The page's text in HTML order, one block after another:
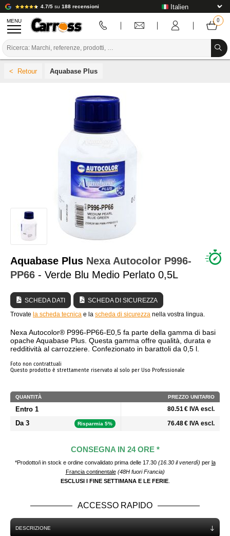
4.7/5 su 188 recensioni
MENU
PREPARAZIONE / VERNICIATURA / RIFINITURA
MATERIALI DI CONSUMO PER LA CARROZZERIA
STRUMENTI PER LA CARROZZERIA
ATTREZZATURE PER CARROZZERIA
CODICE COLORE
INSTALLAZIONE IN LABORATORIO
TUTORIAL E CONSIGLI
Aquabase Plus
Aquabase Plus Nexa Autocolor P996-
PP66 - Verde Blu Medio Perlato 0,5L
SCHEDA DATI
SCHEDA DI SICUREZZA
Trovate la scheda tecnica e la scheda di sicurezza nella vostra lingua.
Nexa Autocolor® P996-PP66-E0,5 fa parte della gamma di basi
opache Aquabase Plus. Questa gamma offre qualità, durata e
redditività al carrozziere. Confezionato in barattoli da 0,5 l.
Foto non contrattuali
Questo prodotto è strettamente riservato al solo per Uso Professionale
QUANTITÀ PREZZO UNITARIO
Entro 1 80.51 € IVA escl.
Da 3 Risparmia 5% 76.48 € IVA escl.
CONSEGNA IN 24 ORE *
*Prodotto/i in stock e ordine convalidato prima delle 17.30 (16.30 il venerdì) per la
Francia continentale (48H fuori Francia)
ESCLUSI I FINE SETTIMANA E LE FERIE.
ACCESSO RAPIDO
DESCRIZIONE